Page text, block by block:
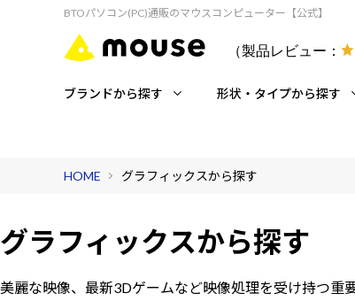
BTOパソコン(PC)通販のマウスコンピューター【公式】
（製品レビュー：
ブランドから探す 形状・タイプから探す
HOME グラフィックスから探す
グラフィックスから探す
美麗な映像、最新3Dゲームなど映像処理を受け持つ重